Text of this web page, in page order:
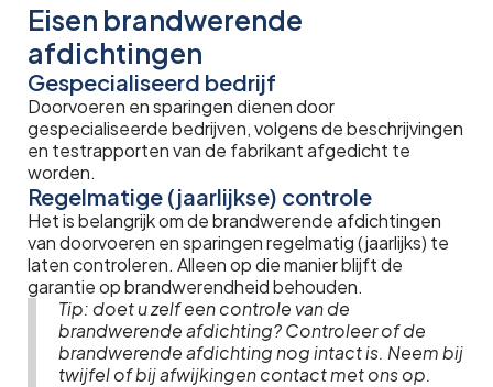
Eisen brandwerende
afdichtingen
Gespecialiseerd bedrijf
Doorvoeren en sparingen dienen door
gespecialiseerde bedrijven, volgens de beschrijvingen
en testrapporten van de fabrikant afgedicht te
worden.
Regelmatige (jaarlijkse) controle
Het is belangrijk om de brandwerende afdichtingen
van doorvoeren en sparingen regelmatig (jaarlijks) te
laten controleren. Alleen op die manier blijft de
garantie op brandwerendheid behouden.
Tip: doet u zelf een controle van de
brandwerende afdichting? Controleer of de
brandwerende afdichting nog intact is. Neem bij
twijfel of bij afwijkingen contact met ons op.